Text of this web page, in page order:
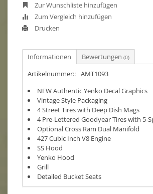
Zur Wunschliste hinzufügen
Zum Vergleich hinzufügen
Drucken
Informationen Bewertungen (0)
Artikelnummer:: AMT1093
NEW Authentic Yenko Decal Graphics
Vintage Style Packaging
4 Street Tires with Deep Dish Mags
4 Pre-Lettered Goodyear Tires with 5-
Optional Cross Ram Dual Manifold
427 Cubic Inch V8 Engine
SS Hood
Yenko Hood
Grill
Detailed Bucket Seats